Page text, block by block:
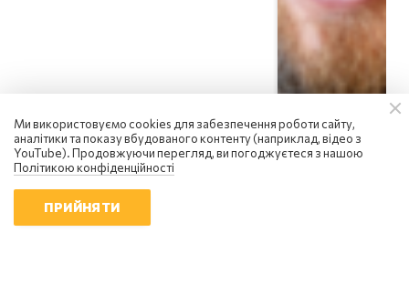
Ми використовуємо cookies для забезпечення роботи сайту,
аналітики та показу вбудованого контенту (наприклад, відео з
YouTube). Продовжуючи перегляд, ви погоджуєтеся з нашою
Політикою конфіденційності
ПРИЙНЯТИ